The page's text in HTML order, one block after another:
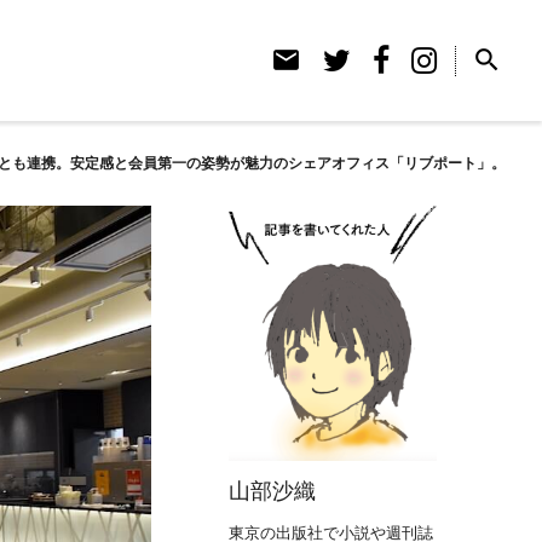
email search
連携。安定感と会員第一の姿勢が魅力のシェアオフィス「リブポート」。
山部沙織
東京の出版社で小説や週刊誌